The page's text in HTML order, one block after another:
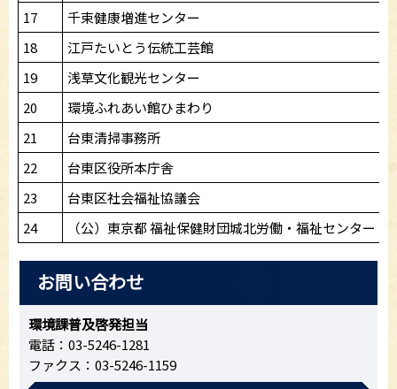
17
千束健康増進センター
18
江戸たいとう伝統工芸館
19
浅草文化観光センター
20
環境ふれあい館ひまわり
21
台東清掃事務所
22
台東区役所本庁舎
23
台東区社会福祉協議会
24
（公）東京都 福祉保健財団城北労働・福祉センター
お問い合わせ
環境課普及啓発担当
電話：03-5246-1281
ファクス：03-5246-1159